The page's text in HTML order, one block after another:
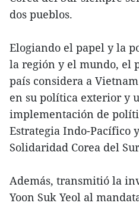
dos pueblos.
Elogiando el papel y la
la región y el mundo, el
país considera a
en su política exterior y
implementación de
Estrategia Indo-Pacífico
Solidaridad Corea del
Además, transmitió la
Yoon Suk Yeol al